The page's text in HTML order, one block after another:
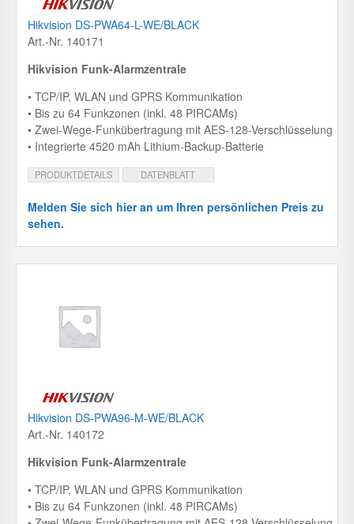
Hikvision DS-PWA64-L-WE/BLACK
Art.-Nr. 140171
Hikvision Funk-Alarmzentrale
• TCP/IP, WLAN und GPRS Kommunikation
• Bis zu 64 Funkzonen (inkl. 48 PIRCAMs)
• Zwei-Wege-Funkübertragung mit AES-128-Verschlüsselung
• Integrierte 4520 mAh Lithium-Backup-Batterie
PRODUKTDETAILS DATENBLATT
Melden Sie sich hier an um Ihren persönlichen Preis zu
sehen.
Hikvision DS-PWA96-M-WE/BLACK
Art.-Nr. 140172
Hikvision Funk-Alarmzentrale
• TCP/IP, WLAN und GPRS Kommunikation
• Bis zu 64 Funkzonen (inkl. 48 PIRCAMs)